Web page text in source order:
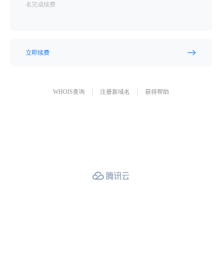
名完成续费
立即续费
WHOIS查询 注册新域名 获得帮助